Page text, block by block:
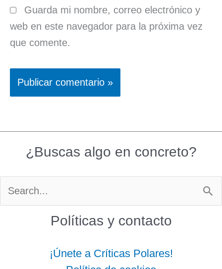
Guarda mi nombre, correo electrónico y
web en este navegador para la próxima vez
que comente.
¿Buscas algo en concreto?
Políticas y contacto
¡Únete a Críticas Polares!